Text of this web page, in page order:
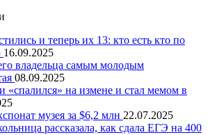
и теперь их 13: кто есть кто по
16.09.2025
владельца самым молодым
08.09.2025
«спалился» на измене и стал мемом в
музея за $6,2 млн 22.07.2025
рассказала, как сдала ЕГЭ на 400